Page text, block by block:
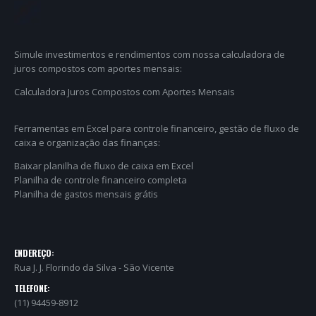
Simule investimentos e rendimentos com nossa calculadora de
juros compostos com aportes mensais:
Calculadora Juros Compostos com Aportes Mensais
Ferramentas em Excel para controle financeiro, gestão de fluxo de
caixa e organização das finanças:
Baixar planilha de fluxo de caixa em Excel
Planilha de controle financeiro completa
Planilha de gastos mensais grátis
ENDEREÇO:
Rua J. J. Florindo da Silva - São Vicente
TELEFONE:
(11) 94459-8912